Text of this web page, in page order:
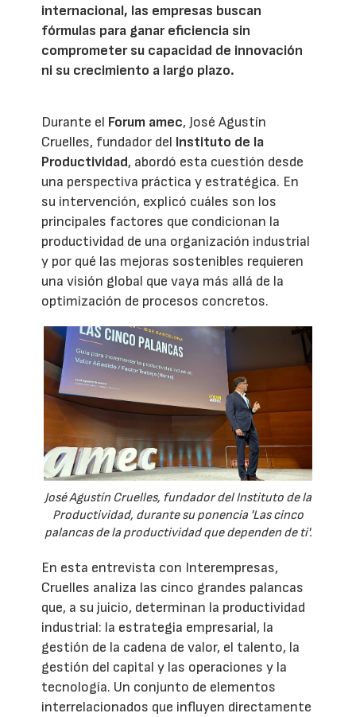
internacional, las empresas buscan
fórmulas para ganar eficiencia sin
comprometer su capacidad de innovación
ni su crecimiento a largo plazo.
Durante el Forum amec, José Agustín
Cruelles, fundador del Instituto de la
Productividad, abordó esta cuestión desde
una perspectiva práctica y estratégica. En
su intervención, explicó cuáles son los
principales factores que condicionan la
productividad de una organización industrial
y por qué las mejoras sostenibles requieren
una visión global que vaya más allá de la
optimización de procesos concretos.
José Agustín Cruelles, fundador del Instituto de la
Productividad, durante su ponencia 'Las cinco
palancas de la productividad que dependen de ti'.
En esta entrevista con Interempresas,
Cruelles analiza las cinco grandes palancas
que, a su juicio, determinan la productividad
industrial: la estrategia empresarial, la
gestión de la cadena de valor, el talento, la
gestión del capital y las operaciones y la
tecnología. Un conjunto de elementos
interrelacionados que influyen directamente